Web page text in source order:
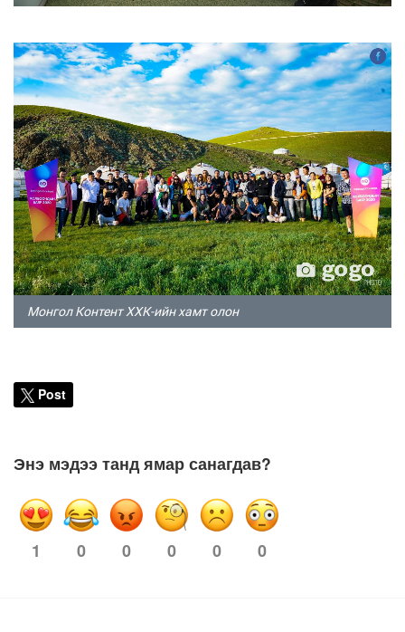
Монгол Контент ХХК-ийн хамт олон
Post
Энэ мэдээ танд ямар санагдав?
1 0 0 0 0 0